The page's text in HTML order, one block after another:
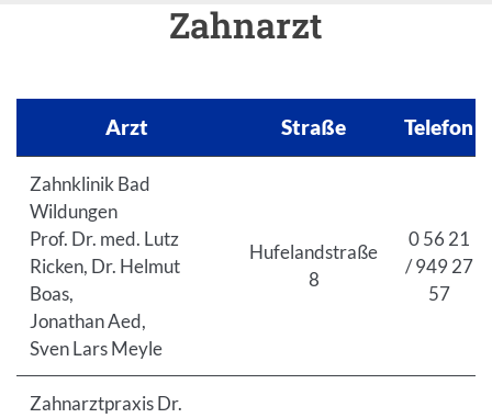
Zahnarzt
Arzt Straße Telefon
Zahnklinik Bad
Wildungen
Prof. Dr. med. Lutz
Ricken, Dr. Helmut
Boas,
Jonathan Aed,
Sven Lars Meyle
Hufelandstraße
8
0 56 21
/ 949 27
57
Zahnarztpraxis Dr.